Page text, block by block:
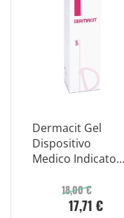
Dermacit Gel
Dispositivo
Medico Indicato
Traumatiche e
Postchirurgiche,
18,00 €
17,71 €